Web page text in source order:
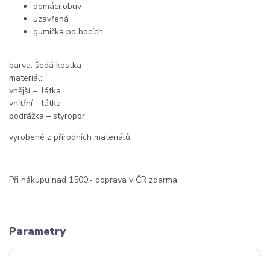
domácí obuv
uzavřená
gumička po bocích
barva: šedá kostka
materiál:
vnější – látka
vnitřní – látka
podrážka – styropor
vyrobené z přírodních materiálů.
Při nákupu nad 1500,- doprava v ČR zdarma
Parametry